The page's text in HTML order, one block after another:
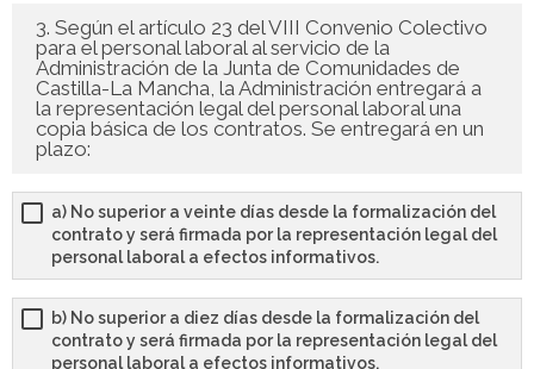
3. Según el artículo 23 del VIII Convenio Colectivo
para el personal laboral al servicio de la
Administración de la Junta de Comunidades de
Castilla-La Mancha, la Administración entregará a
la representación legal del personal laboral una
copia básica de los contratos. Se entregará en un
plazo:
a) No superior a veinte días desde la formalización del
contrato y será firmada por la representación legal del
personal laboral a efectos informativos.
b) No superior a diez días desde la formalización del
contrato y será firmada por la representación legal del
personal laboral a efectos informativos.